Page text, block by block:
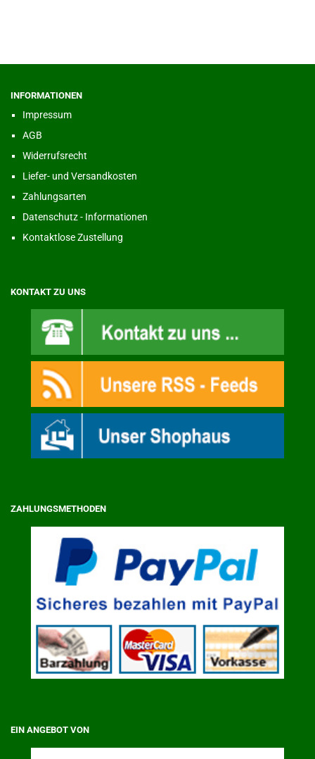
INFORMATIONEN
Impressum
AGB
Widerrufsrecht
Liefer- und Versandkosten
Zahlungsarten
Datenschutz - Informationen
Kontaktlose Zustellung
KONTAKT ZU UNS
ZAHLUNGSMETHODEN
EIN ANGEBOT VON